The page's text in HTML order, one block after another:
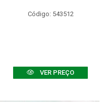
Código: 543512
VER PREÇO